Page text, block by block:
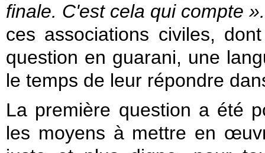
finale. C'est cela qui compte ».
ces associations civiles,
question en guarani, une
le temps de leur répondre
La première question a été
les moyens à mettre en